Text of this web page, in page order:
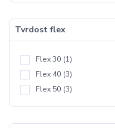
Tvrdost flex
Flex 30 (1)
Flex 40 (3)
Flex 50 (3)